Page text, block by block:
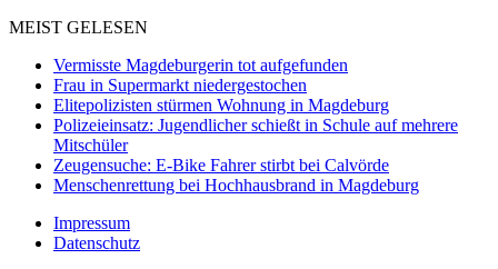
MEIST GELESEN
Vermisste Magdeburgerin tot aufgefunden
Frau in Supermarkt niedergestochen
Elitepolizisten stürmen Wohnung in Magdeburg
Polizeieinsatz: Jugendlicher schießt in Schule auf mehrere
Mitschüler
Zeugensuche: E-Bike Fahrer stirbt bei Calvörde
Menschenrettung bei Hochhausbrand in Magdeburg
Impressum
Datenschutz